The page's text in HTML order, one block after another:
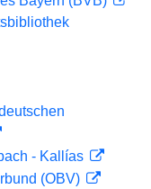
- Kallías
(OBV)